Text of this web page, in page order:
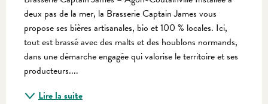
deux pas de la mer, la Brasserie Captain James vous
propose ses bières artisanales, bio et 100 % locales. Ici,
tout est brassé avec des malts et des houblons normands,
dans une démarche engagée qui valorise le territoire et ses
producteurs....
Lire la suite